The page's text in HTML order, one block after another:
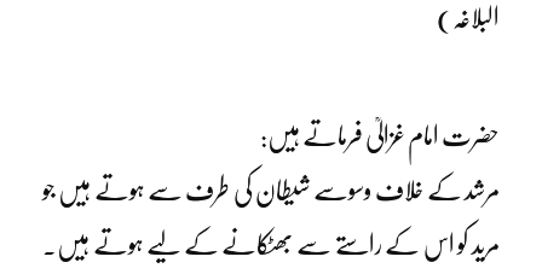
البلاغہ)
حضرت امام غزالیؒ فرماتے ہیں:
مرشد کے خلاف وسوسے شیطان کی طرف سے ہوتے ہیں جو
مرید کو اس کے راستے سے بھٹکانے کے لیے ہوتے ہیں۔